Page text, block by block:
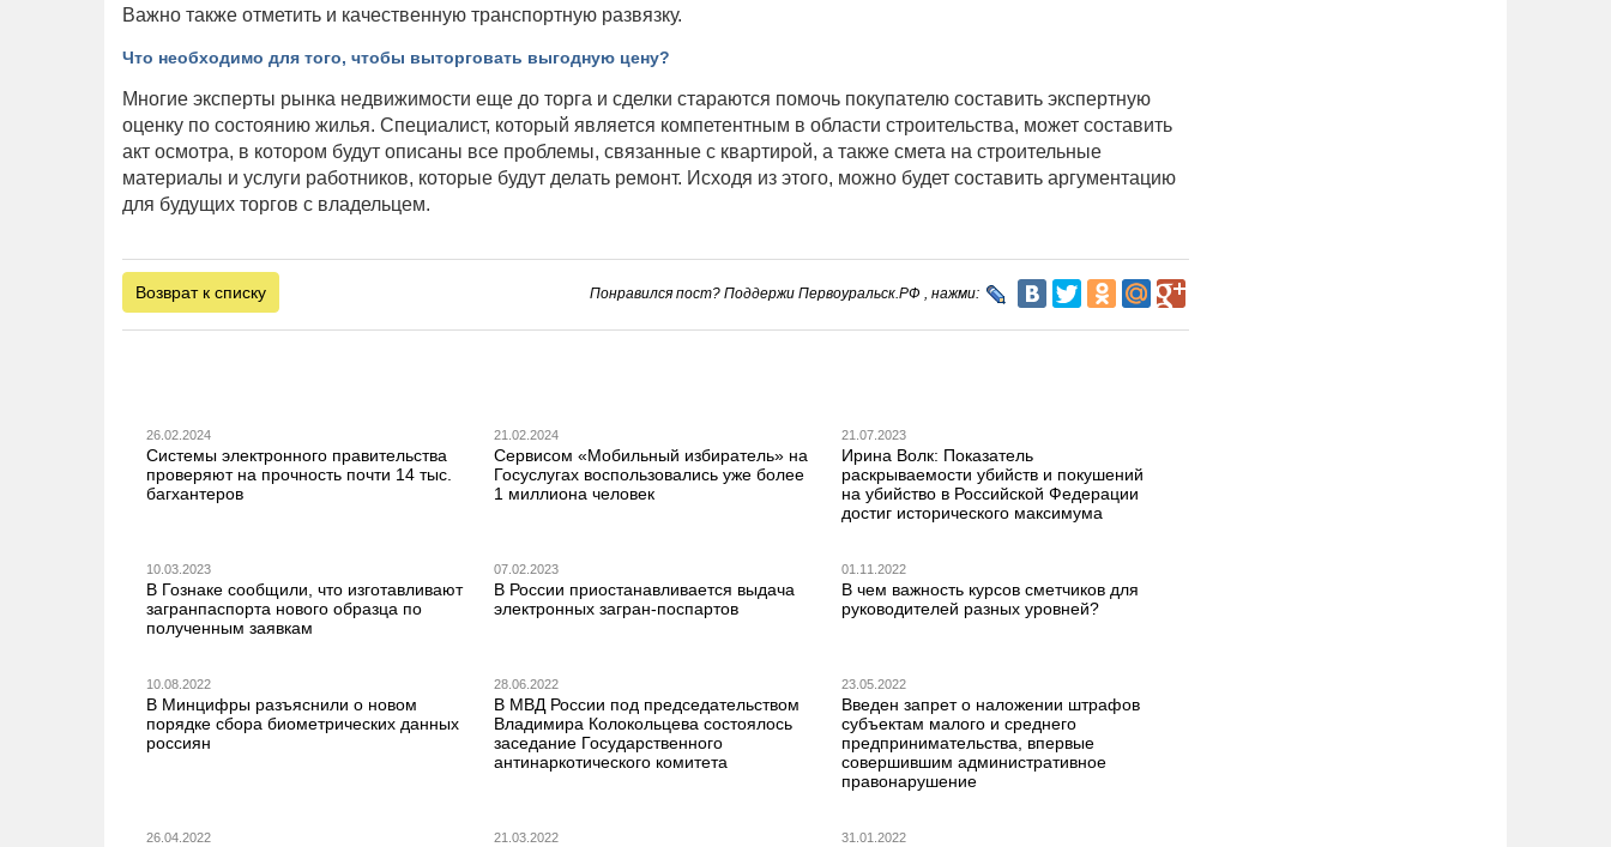
Важно также отметить и качественную транспортную развязку.
Что необходимо для того, чтобы выторговать выгодную цену?
Многие эксперты рынка недвижимости еще до торга и сделки стараются помочь покупателю составить экспертную
оценку по состоянию жилья. Специалист, который является компетентным в области строительства, может составить
акт осмотра, в котором будут описаны все проблемы, связанные с квартирой, а также смета на строительные
материалы и услуги работников, которые будут делать ремонт. Исходя из этого, можно будет составить аргументацию
для будущих торгов с владельцем.
Возврат к списку Понравился пост? Поддержи Первоуральск.РФ , нажми:
26.02.2024
Системы электронного правительства
проверяют на прочность почти 14 тыс.
багхантеров
21.02.2024
Сервисом «Мобильный избиратель» на
Госуслугах воспользовались уже более
1 миллиона человек
21.07.2023
Ирина Волк: Показатель
раскрываемости убийств и покушений
на убийство в Российской Федерации
достиг исторического максимума
10.03.2023
В Гознаке сообщили, что изготавливают
загранпаспорта нового образца по
полученным заявкам
07.02.2023
В России приостанавливается выдача
электронных загран-поспартов
01.11.2022
В чем важность курсов сметчиков для
руководителей разных уровней?
10.08.2022
В Минцифры разъяснили о новом
порядке сбора биометрических данных
россиян
28.06.2022
В МВД России под председательством
Владимира Колокольцева состоялось
заседание Государственного
антинаркотического комитета
23.05.2022
Введен запрет о наложении штрафов
субъектам малого и среднего
предпринимательства, впервые
совершившим административное
правонарушение
26.04.2022 21.03.2022 31.01.2022